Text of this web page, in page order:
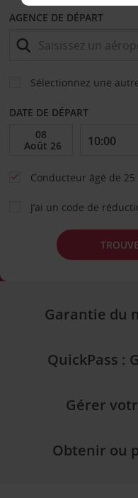
AGENCE DE DÉPART
Sélectionnez une
DATE DE DÉPART
Conducteur âgé de
J’ai un code de
Garantie du
QuickPass :
Gérer
Obtenir ou